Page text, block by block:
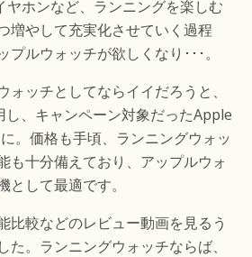
ホンなど、ランニングを楽しむ
増やして充実化させていく過程
ルウォッチが欲しくなり･･･。
ォッチとしてならイイだろうと、
、キャンペーン対象だったApple
。価格も手頃、ランニングウォッ
も十分備えており、アップルウォ
として最適です。
比較などのレビュー動画を見るう
た。ランニングウォッチならば、